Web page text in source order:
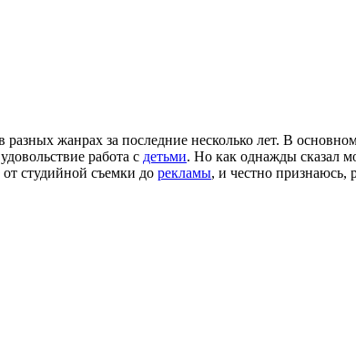
жанрах за последние несколько лет. В
работа с детьми. Но как однажды сказал
студийной съемки до рекламы, и честно признаюсь,